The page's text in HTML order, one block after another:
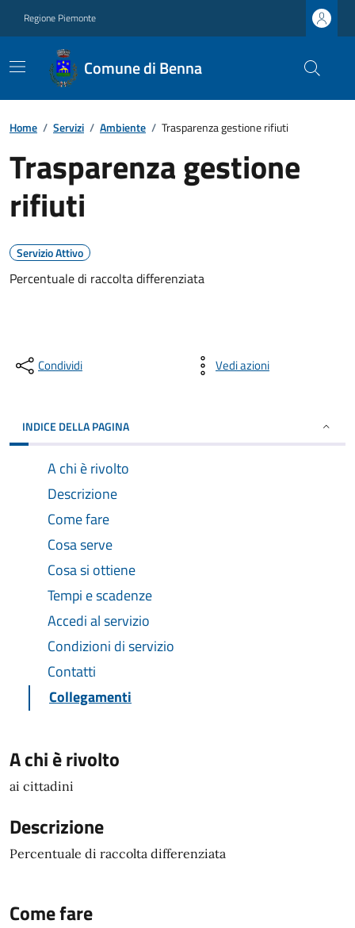
Regione Piemonte
Comune di Benna
Home / Servizi / Ambiente / Trasparenza gestione rifiuti
Trasparenza gestione
rifiuti
Servizio Attivo
Percentuale di raccolta differenziata
Condividi Vedi azioni
INDICE DELLA PAGINA
A chi è rivolto
Descrizione
Come fare
Cosa serve
Cosa si ottiene
Tempi e scadenze
Accedi al servizio
Condizioni di servizio
Contatti
Collegamenti
A chi è rivolto
ai cittadini
Descrizione
Percentuale di raccolta differenziata
Come fare